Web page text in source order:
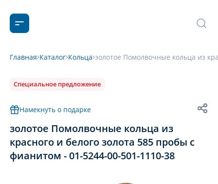
Главная Каталог Кольца золотое Помолвочные кольца из
Специальное предложение
Намекнуть о подарке
золотое Помолвочные кольца из
красного и белого золота 585 пробы с
фианитом - 01-5244-00-501-1110-38